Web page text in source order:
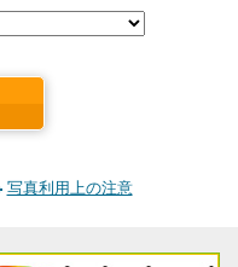
写真利用上の注意